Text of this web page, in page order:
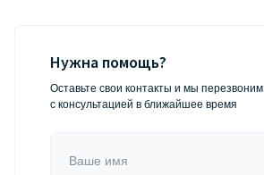
Нужна помощь?
Оставьте свои контакты и мы перезвоним
с консультацией в ближайшее время
Ваше имя